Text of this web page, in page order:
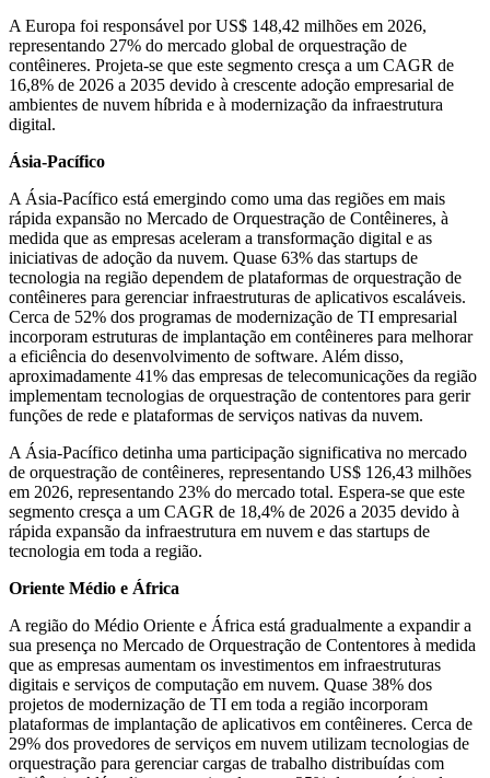
A Europa foi responsável por US$ 148,42 milhões em 2026,
representando 27% do mercado global de orquestração de
contêineres. Projeta-se que este segmento cresça a um CAGR de
16,8% de 2026 a 2035 devido à crescente adoção empresarial de
ambientes de nuvem híbrida e à modernização da infraestrutura
digital.
Ásia-Pacífico
A Ásia-Pacífico está emergindo como uma das regiões em mais
rápida expansão no Mercado de Orquestração de Contêineres, à
medida que as empresas aceleram a transformação digital e as
iniciativas de adoção da nuvem. Quase 63% das startups de
tecnologia na região dependem de plataformas de orquestração de
contêineres para gerenciar infraestruturas de aplicativos escaláveis.
Cerca de 52% dos programas de modernização de TI empresarial
incorporam estruturas de implantação em contêineres para melhorar
a eficiência do desenvolvimento de software. Além disso,
aproximadamente 41% das empresas de telecomunicações da região
implementam tecnologias de orquestração de contentores para gerir
funções de rede e plataformas de serviços nativas da nuvem.
A Ásia-Pacífico detinha uma participação significativa no mercado
de orquestração de contêineres, representando US$ 126,43 milhões
em 2026, representando 23% do mercado total. Espera-se que este
segmento cresça a um CAGR de 18,4% de 2026 a 2035 devido à
rápida expansão da infraestrutura em nuvem e das startups de
tecnologia em toda a região.
Oriente Médio e África
A região do Médio Oriente e África está gradualmente a expandir a
sua presença no Mercado de Orquestração de Contentores à medida
que as empresas aumentam os investimentos em infraestruturas
digitais e serviços de computação em nuvem. Quase 38% dos
projetos de modernização de TI em toda a região incorporam
plataformas de implantação de aplicativos em contêineres. Cerca de
29% dos provedores de serviços em nuvem utilizam tecnologias de
orquestração para gerenciar cargas de trabalho distribuídas com